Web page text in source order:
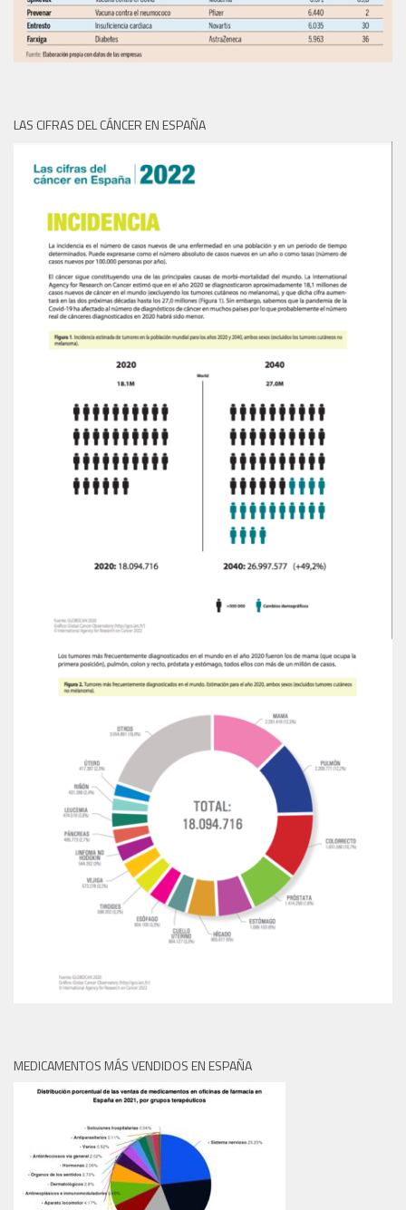
LAS CIFRAS DEL CÁNCER EN ESPAÑA
MEDICAMENTOS MÁS VENDIDOS EN ESPAÑA